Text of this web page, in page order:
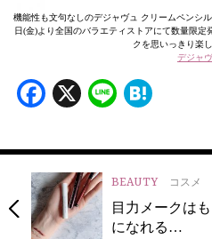
機能性も文句なしのデジャヴュ クリームペンシ
日(金)より全国のバラエティストアにて数量限定
クを思いっきり楽
デジャ
Facebook
X Line
BEAUTY コスメ
目力メークは
になれる…